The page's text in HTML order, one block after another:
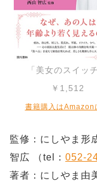
「美女のスイッチ
￥1,512
書籍購入はAmazon
監修：にしやま形
智広 （tel： 052-
著者：にしやま由